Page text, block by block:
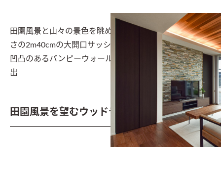
田園風景と山々の景色を眺められるよう、天井と同じ高
さの2m40cmの大開口サッシを採用。テレビの背面は、
凹凸のあるバンピーウォールを貼り重厚感・高級感を演
出
田園風景を望むウッドデッキ